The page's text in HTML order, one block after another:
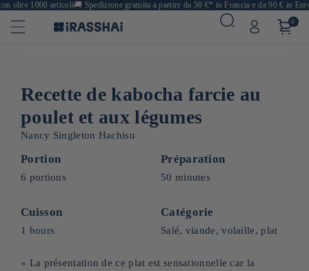
oltre 1000 articoli🚚Spedizione gratuita a partire da 50 €* in Francia e da 90 € in
0
Recette de kabocha farcie au
poulet et aux légumes
Nancy Singleton Hachisu
Portion
6 portions
Préparation
50 minutes
Cuisson
1 hours
Catégorie
Salé, viande, volaille, plat
« La présentation de ce plat est sensationnelle car la